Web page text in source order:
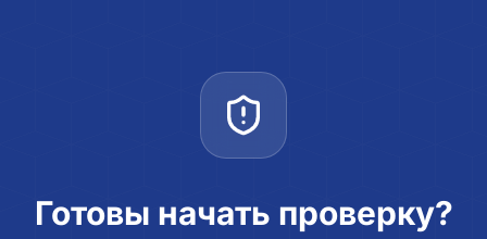
Готовы начать проверку?